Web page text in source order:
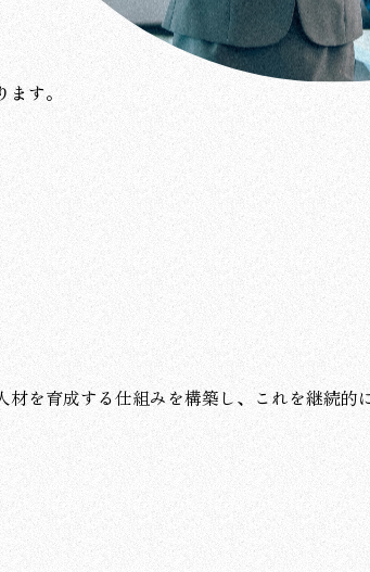
ます。
を育成する仕組みを構築し、これを継続的